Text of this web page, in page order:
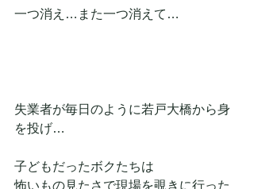
一つ消え…また一つ消えて…
失業者が毎日のように若戸大橋から身
を投げ…
子どもだったボクたちは
怖いもの見たさで現場を覗きに行った